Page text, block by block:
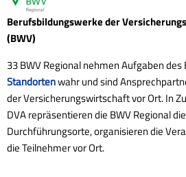
Berufsbildungswerke der
(BWV)
33 BWV Regional nehmen Aufgaben
Standortenwahr und sind
der Versicherungswirtschaft vor Ort. In
DVA repräsentieren die BWV Regional
Durchführungsorte, organisieren die
die Teilnehmer vor Ort.